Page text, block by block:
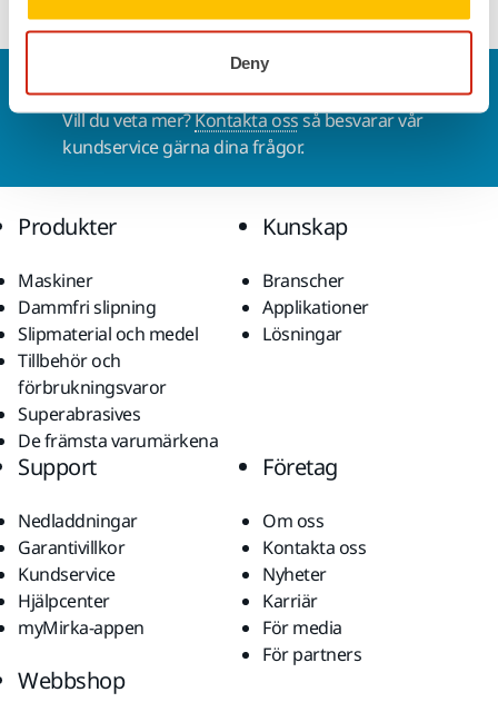
Deny
Kontakta oss
Vill du veta mer?Kontakta ossså besvarar vår
kundservice gärna dina frågor.
Produkter
Maskiner
Dammfri slipning
Slipmaterial och medel
Tillbehör och
förbrukningsvaror
Superabrasives
De främsta varumärkena
Kunskap
Branscher
Applikationer
Lösningar
Support
Nedladdningar
Garantivillkor
Kundservice
Hjälpcenter
myMirka-appen
Företag
Om oss
Kontakta oss
Nyheter
Karriär
För media
För partners
Webbshop